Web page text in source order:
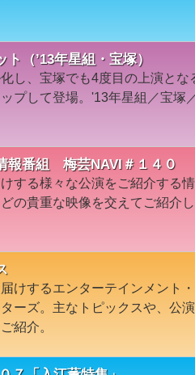
（’13年星組・宝塚）
し、宝塚でも4度目の上演とな
プして登場。'13年星組／宝塚
報番組 梅芸NAVI＃１４０
する様々な公演をご紹介する
の貴重な映像を交えてご紹介し
けするエンターテインメント
ーズ。主なトピックスや、公
紹介。